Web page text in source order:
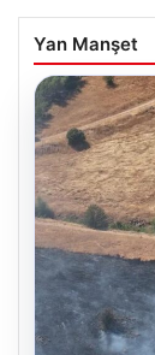
Yan Manşet